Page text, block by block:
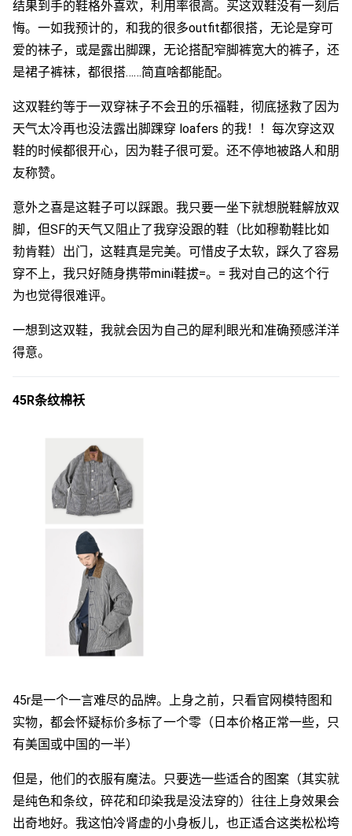
结果到手的鞋格外喜欢，利用率很高。买这双鞋没有一刻后
悔。一如我预计的，和我的很多outfit都很搭，无论是穿可
爱的袜子，或是露出脚踝，无论搭配窄脚裤宽大的裤子，还
是裙子裤袜，都很搭……简直啥都能配。
这双鞋约等于一双穿袜子不会丑的乐福鞋，彻底拯救了因为
天气太冷再也没法露出脚踝穿 loafers 的我！！每次穿这双
鞋的时候都很开心，因为鞋子很可爱。还不停地被路人和朋
友称赞。
意外之喜是这鞋子可以踩跟。我只要一坐下就想脱鞋解放双
脚，但SF的天气又阻止了我穿没跟的鞋（比如穆勒鞋比如
勃肯鞋）出门，这鞋真是完美。可惜皮子太软，踩久了容易
穿不上，我只好随身携带mini鞋拔=。= 我对自己的这个行
为也觉得很难评。
一想到这双鞋，我就会因为自己的犀利眼光和准确预感洋洋
得意。
45R条纹棉袄
45r是一个一言难尽的品牌。上身之前，只看官网模特图和
实物，都会怀疑标价多标了一个零（日本价格正常一些，只
有美国或中国的一半）
但是，他们的衣服有魔法。只要选一些适合的图案（其实就
是纯色和条纹，碎花和印染我是没法穿的）往往上身效果会
出奇地好。我这怕冷肾虚的小身板儿，也正适合这类松松垮